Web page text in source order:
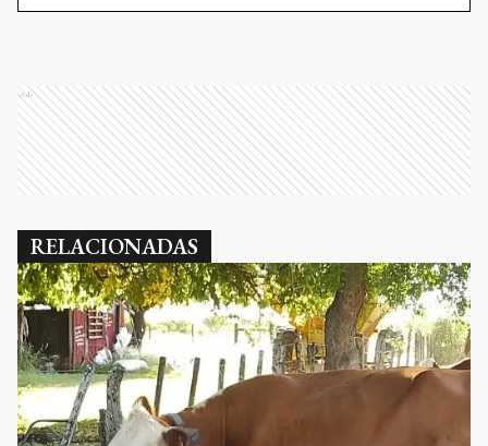
Ads
RELACIONADAS